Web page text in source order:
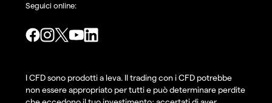
Seguici online:
I CFD sono prodotti a leva. Il trading con i CFD potrebbe
non essere appropriato per tutti e può determinare perdite